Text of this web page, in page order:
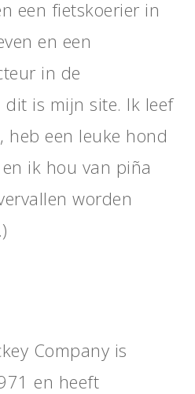
een fietskoerier in
en een
in de
dit is mijn site. Ik leef
heb een leuke hond
ik hou van piña
worden
Company is
en heeft